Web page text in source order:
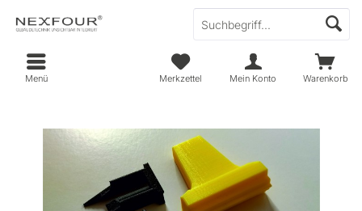
Warenkorb
Merkzettel Mein Konto
Menü